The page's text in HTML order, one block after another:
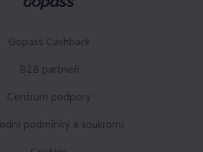
Gopass Cashback
B2B partneři
Centrum podpory
podmínky a soukromí